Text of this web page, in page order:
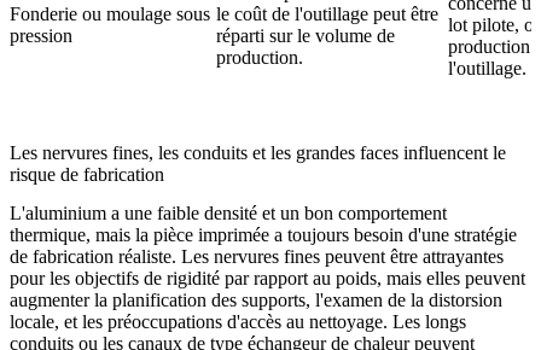
Fonderie ou moulage sous
pression
le coût de l'outillage peut être
réparti sur le volume de
production.
lot pilote,
production
l'outillage.
Les nervures fines, les conduits et les grandes faces influencent le
risque de fabrication
L'aluminium a une faible densité et un bon comportement
thermique, mais la pièce imprimée a toujours besoin d'une stratégie
de fabrication réaliste. Les nervures fines peuvent être attrayantes
pour les objectifs de rigidité par rapport au poids, mais elles peuvent
augmenter la planification des supports, l'examen de la distorsion
locale, et les préoccupations d'accès au nettoyage. Les longs
conduits ou les canaux de type échangeur de chaleur peuvent